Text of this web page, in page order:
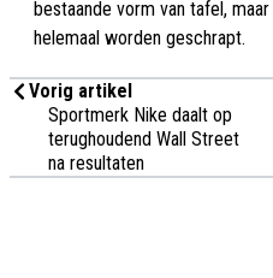
bestaande vorm van tafel,
helemaal worden geschrapt.
Vorig artikel
Sportmerk Nike daalt op
terughoudend Wall Street
na resultaten